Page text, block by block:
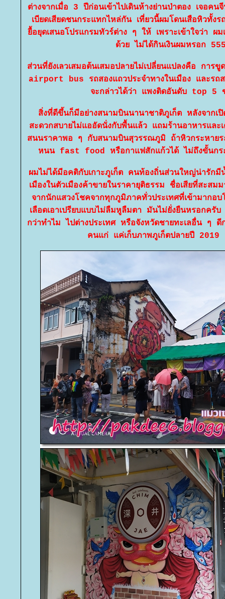
ต่างจากเมื่อ 3 ปีก่อนเข้าไปเดินห้างย่านป่าตอง เจอค
เบียดเสียดชนกระแทกไหล่กัน เที่ยวนี้ผมโดนเสือหิวทั้งร
อยุดเสนอโปรแกรมทัวร์ต่าง ๆ ให้ เพราะเข้าใจว่า ผม
ด้วย ไม่ได้กินเงินผมหรอก
ส่วนที่ยังเลวเสมอต้นเสมอปลายไม่เปลี่ยนแปลงคือ การ
airport bus รถสองแถวประจำทางในเมือง และรถ
จะกล่าวได้ว่า แพงติดอันดับ top 5
สิ่งที่ดีขึ้นก็มีอย่างสนามบินนานาชาติภูเก็ต หลังจา
สะดวกสบายไม่แออัดนั่งกับพื้นแล้ว แถมร้านอาหารและ
สนนราคาพอ ๆ กับสนามบินสุวรรณภูมิ ถ้าหิวกระหายร
หนน fast food หรือกาแฟสักแก้วได้ ไม่ถึงขั้นกระ
ผมไม่ได้มีอคติกับเกาะภูเก็ต คนท้องถิ่นส่วนใหญ่น่ารักมี
เมืองในตัวเมืองค้าขายในราคายุติธรรม ชื่อเสียที่สะสม
จากนักแสวงโชคจากทุกภูมิภาคทั่วประเทศที่เข้ามากอ
เลือดเอาเปรียบแบบไม่ลืมหูลืมตา มันไม่ยั่งยืนหรอกครั
กว่าทำไม ไปต่างประเทศ หรือจังหวัดชายทะเลอื่น ๆ
คนแก่ แค่เก็บภาพภูเก็ตปลายปี 2019